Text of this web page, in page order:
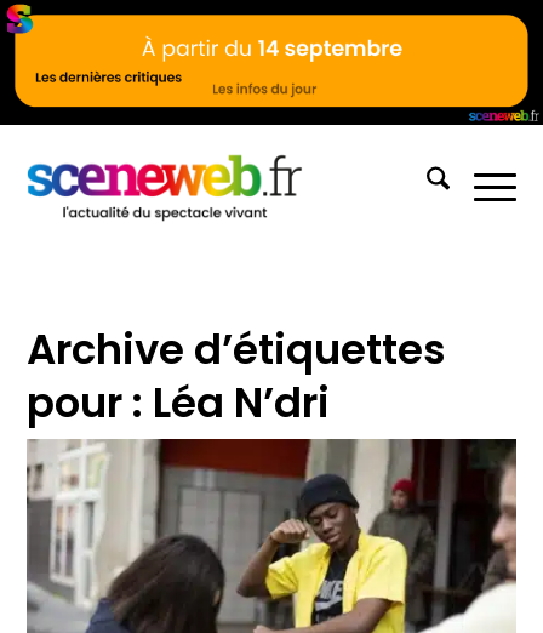
Archive d’étiquettes
pour : Léa N’dri